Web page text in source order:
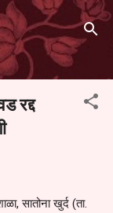
रद्द
सातोना खुर्द (ता.